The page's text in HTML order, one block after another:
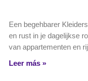
Een begehbarer
en rust in je dagelijkse
van appartementen en
Leer más »